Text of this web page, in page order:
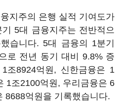
지주의 은행 실적 기여도가
5대 금융지주는 전반적으
습니다. 5대 금융의 1분기
로 전년 동기 대비 9.8% 증
조8924억원, 신한금융은 1
1조2100억원, 우리금융은 6
8688억원을 기록했습니다.